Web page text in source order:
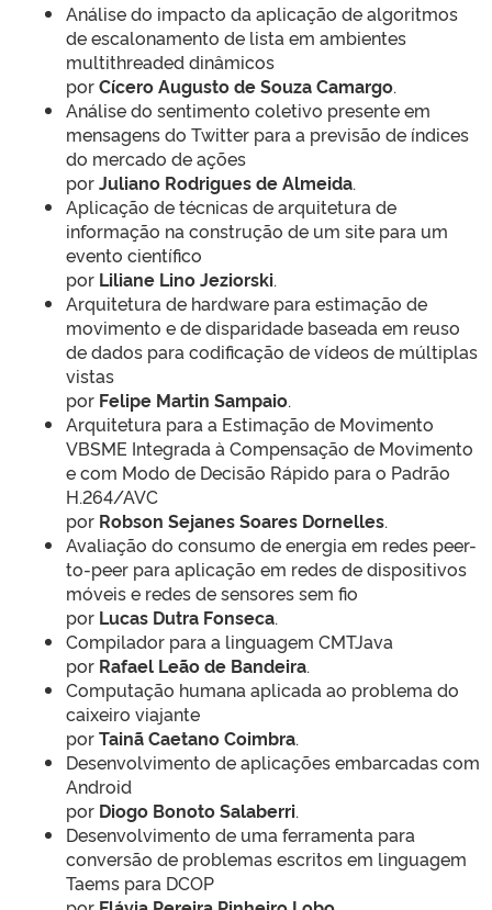
Análise do impacto da aplicação de algoritmos
de escalonamento de lista em ambientes
multithreaded dinâmicos
porCícero Augusto de Souza Camargo.
Análise do sentimento coletivo presente em
mensagens do Twitter para a previsão de índices
do mercado de ações
porJuliano Rodrigues de Almeida.
Aplicação de técnicas de arquitetura de
informação na construção de um site para um
evento científico
por Liliane Lino Jeziorski.
Arquitetura de hardware para estimação de
movimento e de disparidade baseada em reuso
de dados para codificação de vídeos de múltiplas
vistas
por Felipe Martin Sampaio.
Arquitetura para a Estimação de Movimento
VBSME Integrada à Compensação de Movimento
e com Modo de Decisão Rápido para o Padrão
H.264/AVC
por Robson Sejanes Soares Dornelles.
Avaliação do consumo de energia em redes peer-
to-peer para aplicação em redes de dispositivos
móveis e redes de sensores sem fio
por Lucas Dutra Fonseca.
Compilador para a linguagem CMTJava
por Rafael Leão de Bandeira.
Computação humana aplicada ao problema do
caixeiro viajante
porTainã Caetano Coimbra.
Desenvolvimento de aplicações embarcadas com
Android
por Diogo Bonoto Salaberri.
Desenvolvimento de uma ferramenta para
conversão de problemas escritos em linguagem
Taems para DCOP